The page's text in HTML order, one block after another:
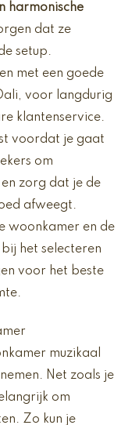
harmonische
dat ze
setup.
met een goede
voor langdurig
klantenservice.
voordat je gaat
om
zorg dat je de
afweegt.
woonkamer en de
het selecteren
voor het beste
muzikaal
Net zoals je
om
Zo kun je